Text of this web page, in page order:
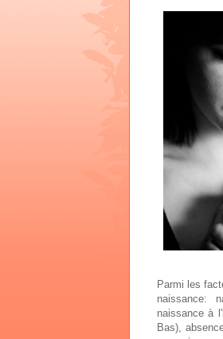
Parmi les
naissance:
naissance à
Bas),